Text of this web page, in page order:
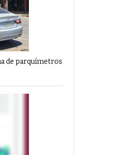
De Tiempo Por Falta De
- 17 mayo, 2021
Sus Formas Y Efectos’ Por
de parquímetros